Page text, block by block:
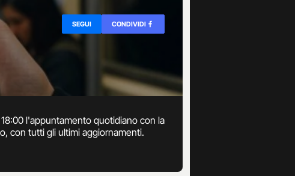
SEGUI CONDIVIDI
l'appuntamento quotidiano con la
con tutti gli ultimi aggiornamenti.